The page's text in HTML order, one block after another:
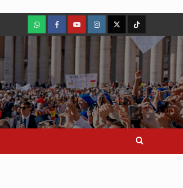
WhatsAppFacebookYoutubeInstagram
X TikTok